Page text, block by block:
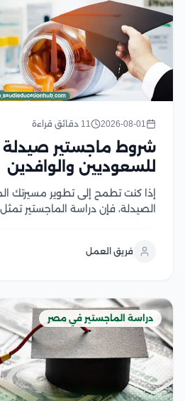
2026-08-01 11 دقائق قراءة
شروط ماجستير
للسعوديين والوافدين
إذا كنت تطمح إلى تطوير مسيرتك
الصيدلة، فإن دراسة الماجستير
القبول، والوثائق المطلوبة، وآلية
فريق العمل
دراسة الماجستير في مصر